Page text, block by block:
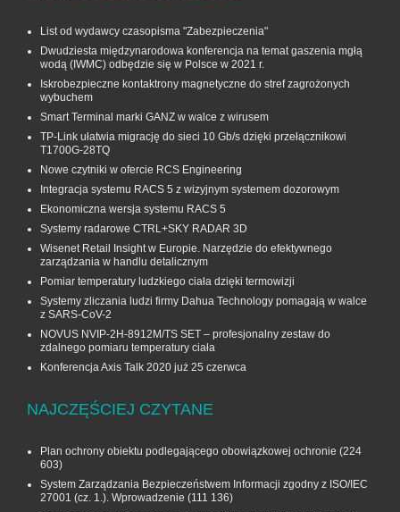
List od wydawcy czasopisma "Zabezpieczenia"
Dwudziesta międzynarodowa konferencja na temat gaszenia mgłą
wodą (IWMC) odbędzie się w Polsce w 2021 r.
Iskrobezpieczne kontaktrony magnetyczne do stref zagrożonych
wybuchem
Smart Terminal marki GANZ w walce z wirusem
TP-Link ułatwia migrację do sieci 10 Gb/s dzięki przełącznikowi
T1700G‑28TQ
Nowe czytniki w ofercie RCS Engineering
Integracja systemu RACS 5 z wizyjnym systemem dozorowym
Ekonomiczna wersja systemu RACS 5
Systemy radarowe CTRL+SKY RADAR 3D
Wisenet Retail Insight w Europie. Narzędzie do efektywnego
zarządzania w handlu detalicznym
Pomiar temperatury ludzkiego ciała dzięki termowizji
Systemy zliczania ludzi firmy Dahua Technology pomagają w walce
z SARS-CoV-2
NOVUS NVIP-2H-8912M/TS SET – profesjonalny zestaw do
zdalnego pomiaru temperatury ciała
Konferencja Axis Talk 2020 już 25 czerwca
NAJCZĘŚCIEJ CZYTANE
Plan ochrony obiektu podlegającego obowiązkowej ochronie (224
603)
System Zarządzania Bezpieczeństwem Informacji zgodny z ISO/IEC
27001 (cz. 1.). Wprowadzenie (111 136)